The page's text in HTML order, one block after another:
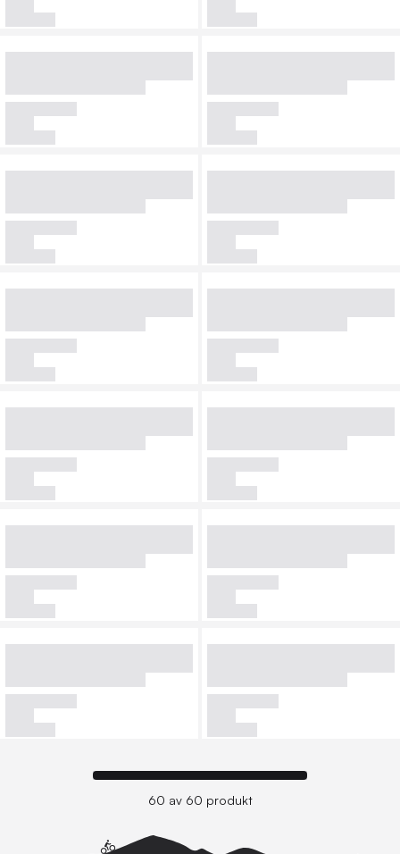
60 av 60 produkt